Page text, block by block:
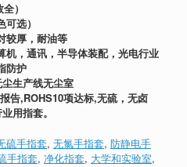
）
选）
较厚，耐油等
机，通讯，半导体装配，光电行业
防护
生产线无尘室
告,ROHS10项达标,无硫，无卤
用指套。
硫手指套, 无氯手指套, 防静电手
手指套, 净化指套, 大学和实验室,